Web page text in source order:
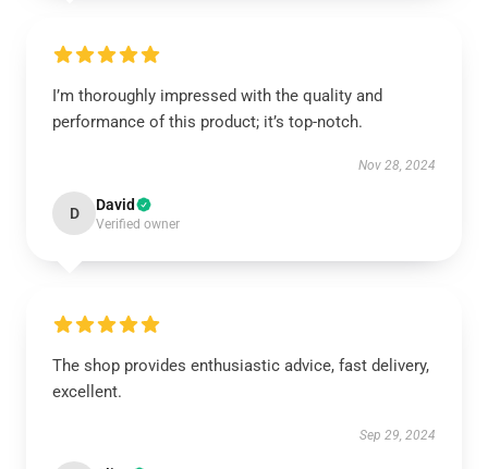
I’m thoroughly impressed with the quality and
performance of this product; it’s top-notch.
Nov 28, 2024
D David
Verified owner
The shop provides enthusiastic advice, fast delivery,
excellent.
Sep 29, 2024